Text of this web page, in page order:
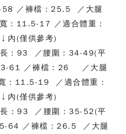
58 ／褲檔：25.5 ／大腿
：11.5-17 ／適合體重：
內(僅供參考)
：93 ／腰圍：34-49(平
61 ／褲檔：26 ／大腿
：11.5-19 ／適合體重：
內(僅供參考)
：93 ／腰圍：35-52(平
64 ／褲檔：26.5 ／大腿